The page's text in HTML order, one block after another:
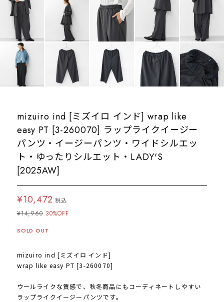
mizuiro ind [ミズイロ インド] wrap like
easy PT [3-260070] ラップライクイージー
パンツ・イージーパンツ・ワイドシルエッ
ト・ゆったりシルエット・LADY'S
[2025AW]
¥10,472 税込
¥14,960 30%OFF
SOLD OUT
mizuiro ind [ミズイロ インド]
wrap like easy PT [3-260070]
ウールライクな質感で、秋冬商品にもコーディネートしやすい
ラップライクイージーパンツです。